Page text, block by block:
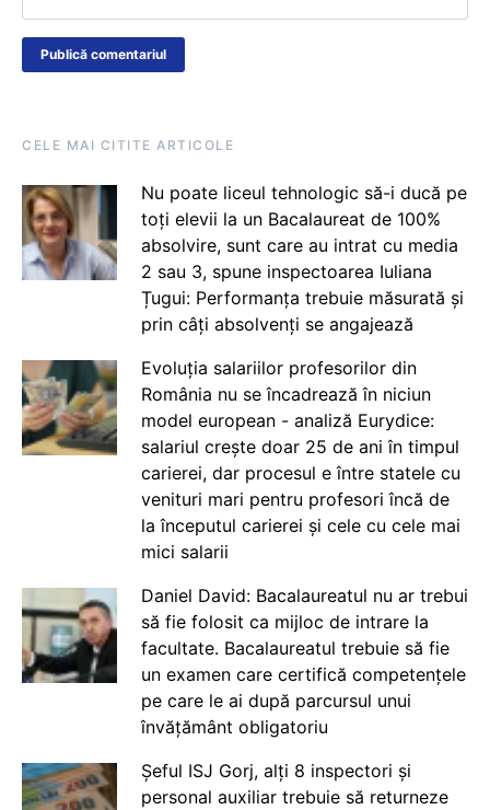
CELE MAI CITITE ARTICOLE
Nu poate liceul tehnologic să-i ducă pe
toți elevii la un Bacalaureat de 100%
absolvire, sunt care au intrat cu media
2 sau 3, spune inspectoarea Iuliana
Țugui: Performanța trebuie măsurată și
prin câți absolvenți se angajează
Evoluția salariilor profesorilor din
România nu se încadrează în niciun
model european - analiză Eurydice:
salariul crește doar 25 de ani în timpul
carierei, dar procesul e între statele cu
venituri mari pentru profesori încă de
la începutul carierei și cele cu cele mai
mici salarii
Daniel David: Bacalaureatul nu ar trebui
să fie folosit ca mijloc de intrare la
facultate. Bacalaureatul trebuie să fie
un examen care certifică competențele
pe care le ai după parcursul unui
învățământ obligatoriu
Șeful ISJ Gorj, alți 8 inspectori și
personal auxiliar trebuie să returneze